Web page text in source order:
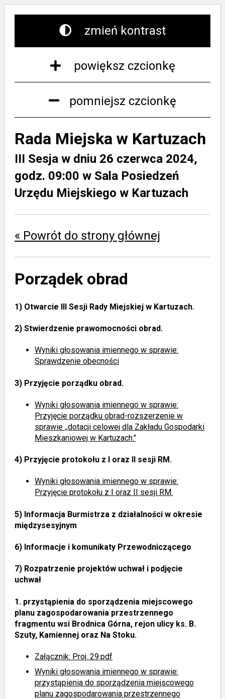
zmień kontrast
powiększ czcionkę
pomniejsz czcionkę
Rada Miejska w Kartuzach
III Sesja w dniu 26 czerwca 2024,
godz. 09:00 w Sala Posiedzeń
Urzędu Miejskiego w Kartuzach
« Powrót do strony głównej
Porządek obrad
1) Otwarcie III Sesji Rady Miejskiej w Kartuzach.
2) Stwierdzenie prawomocności obrad.
Wyniki głosowania imiennego w sprawie:
Sprawdzenie obecności
3) Przyjęcie porządku obrad.
Wyniki głosowania imiennego w sprawie:
Przyjęcie porządku obrad-rozszerzenie w
sprawie ,,dotacji celowej dla Zakładu Gospodarki
Mieszkaniowej w Kartuzach."
4) Przyjęcie protokołu z I oraz II sesji RM.
Wyniki głosowania imiennego w sprawie:
Przyjęcie protokołu z I oraz II sesji RM.
5) Informacja Burmistrza z działalności w okresie
międzysesyjnym
6) Informacje i komunikaty Przewodniczącego
7) Rozpatrzenie projektów uchwał i podjęcie
uchwał
1. przystąpienia do sporządzenia miejscowego
planu zagospodarowania przestrzennego
fragmentu wsi Brodnica Górna, rejon ulicy ks. B.
Szuty, Kamiennej oraz Na Stoku.
Załącznik: Proj. 29.pdf
Wyniki głosowania imiennego w sprawie:
przystąpienia do sporządzenia miejscowego
planu zagospodarowania przestrzennego